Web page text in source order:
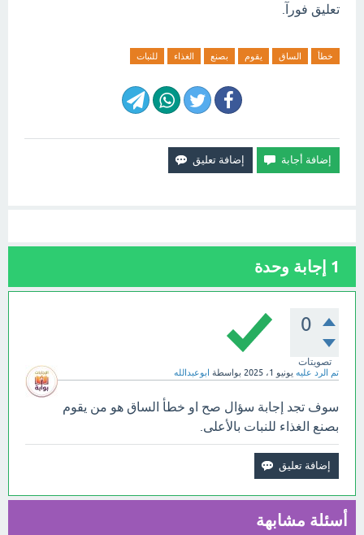
تعليق فورآ.
خطأ الساق يقوم بصنع الغذاء للنبات
1 إجابة وحدة
0
تصويتات
تم الرد عليه يونيو 1، 2025 بواسطة ابوعبدالله
سوف تجد إجابة سؤال صح او خطأ الساق هو من يقوم
بصنع الغذاء للنبات بالأعلى.
أسئلة مشابهة